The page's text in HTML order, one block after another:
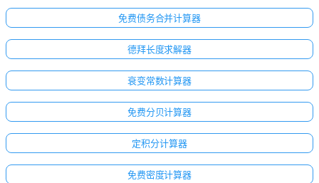
免费债务合并计算器
德拜长度求解器
衰变常数计算器
免费分贝计算器
定积分计算器
免费密度计算器